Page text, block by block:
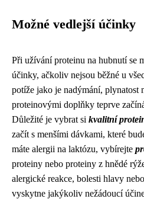
Možné vedlejší účinky
Při užívání proteinu na hubnutí se
účinky, ačkoliv nejsou běžné u
potíže jako je nadýmání, plynatost
proteinovými doplňky teprve
Důležité je vybrat si kvalitní
začít s menšími dávkami, které
máte alergii na laktózu, vybírejte
proteiny nebo proteiny z hnědé
alergické reakce, bolesti hlavy
vyskytne jakýkoliv nežádoucí